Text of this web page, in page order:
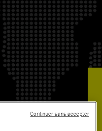
Continuer sans accepter